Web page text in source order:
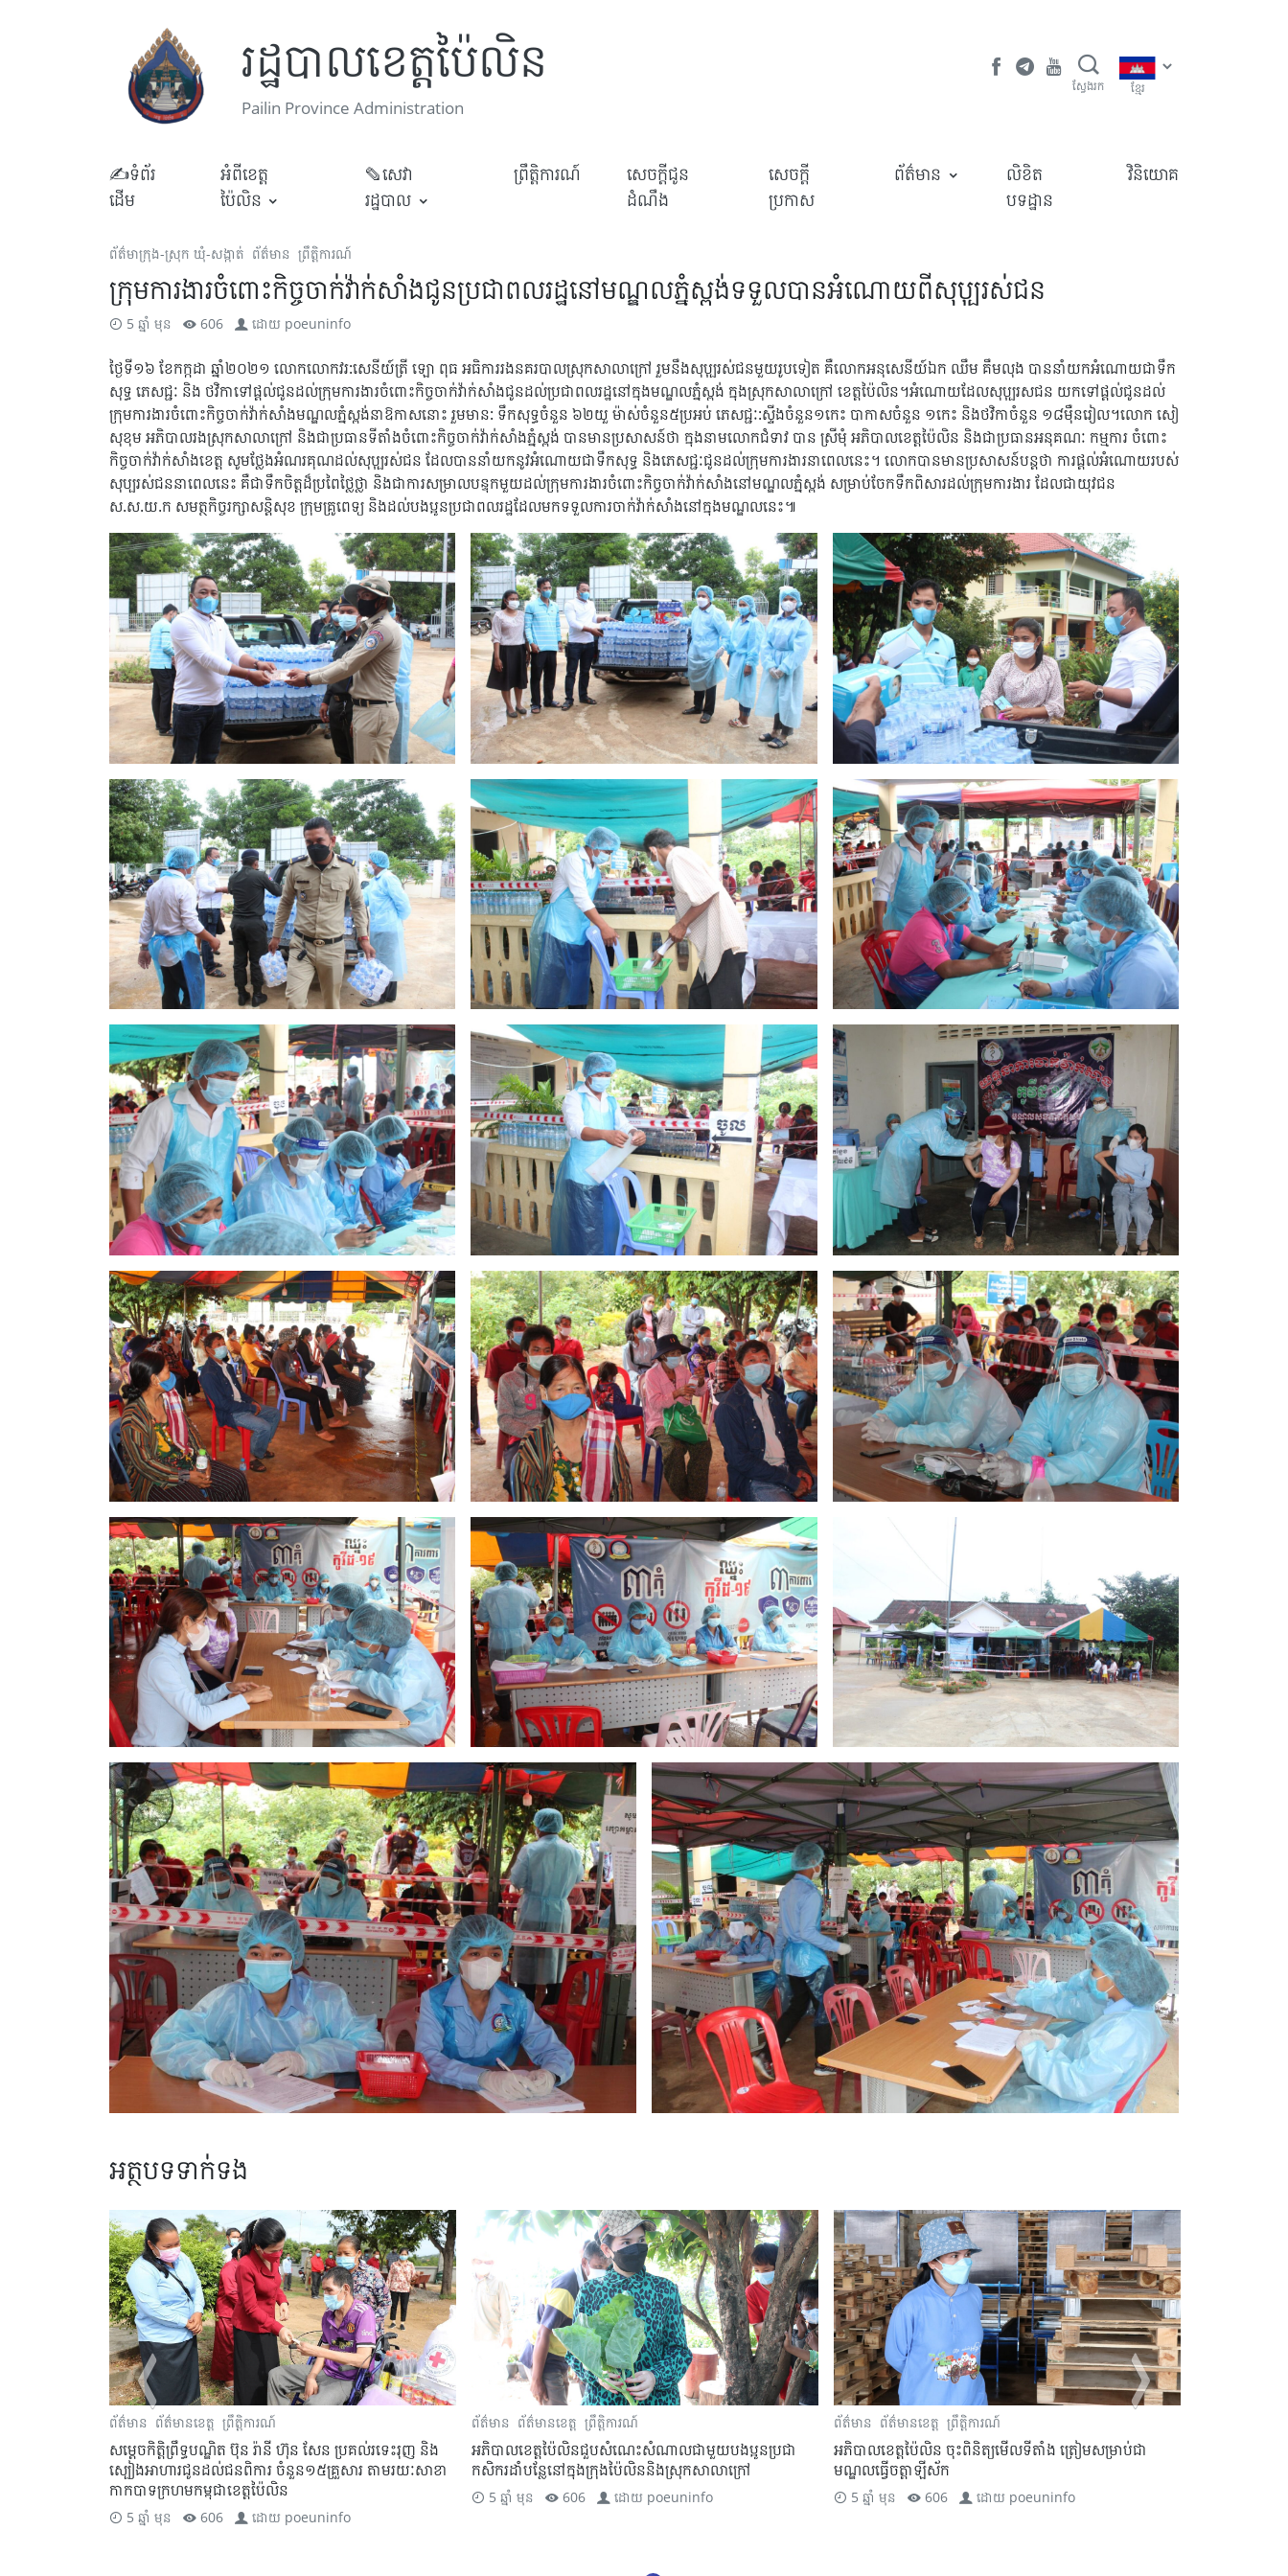
រដ្ឋបាលខេត្តប៉ៃលិន
Pailin Province Administration
ស្វែងរក ខ្មែរ
✍ទំព័រ
ដើម
អំពីខេត្ត
ប៉ៃលិន
✎សេវា
រដ្ឋបាល
ព្រឹត្តិការណ៍
សេចក្តីជូន
ដំណឹង
សេចក្តី
ប្រកាស
ព័ត៌មាន
លិខិត
បទដ្ឋាន
វិនិយោគ
ព័ត៌មាក្រុង-ស្រុក ឃុំ-សង្កាត់ ព័ត៌មាន ព្រឹត្តិការណ៍
ក្រុមការងារចំពោះកិច្ចចាក់វ៉ាក់សាំងជូនប្រជាពលរដ្ឋនៅមណ្ឌលភ្នំស្ពង់ទទួលបានអំណោយពីសុប្បុរស់ជន
5 ឆ្នាំ មុន 606 ដោយ poeuninfo
ថ្ងៃទី១៦ ខែកក្កដា ឆ្នាំ២០២១ លោកលោកវរ:សេនីយ៍ត្រី ឡោ ពុធ អធិការរងនគរបាលស្រុកសាលាក្រៅ រួមនឹងសុប្បុរស់ជនមួយរូបទៀត គឺលោកអនុសេនីយ៍ឯក ឈឹម គឹមលុង បាននាំយកអំណោយជាទឹក
សុទ្ធ ភេសជ្ជៈ និង ថវិកាទៅផ្ដល់ជូនដល់ក្រុមការងារចំពោះកិច្ចចាក់វ៉ាក់សាំងជូនដល់ប្រជាពលរដ្ឋនៅក្នុងមណ្ឌលភ្នំស្ពង់ ក្នុងស្រុកសាលាក្រៅ ខេត្តប៉ៃលិន។អំណោយដែលសុប្បុរសជន យកទៅផ្តល់ជូនដល់
ក្រុមការងារចំពោះកិច្ចចាក់វ៉ាក់សាំងមណ្ឌលភ្នំស្ពង់នាឱកាសនោះ រួមមាន: ទឹកសុទ្ធចំនួន ៦២យួ ម៉ាស់ចំនួន៥ប្រអប់ ភេសជ្ជៈ:ស្ទីងចំនួន១កេះ បាកាសចំនួន ១កេះ និងថវិកាចំនួន ១៨ម៉ឺនរៀល។លោក សៀ
សុខុម អភិបាលរងស្រុកសាលាក្រៅ និងជាប្រធានទីតាំងចំពោះកិច្ចចាក់វ៉ាក់សាំងភ្នំស្ពង់ បានមានប្រសាសន៍ថា ក្នុងនាមលោកជំទាវ បាន ស្រីមុំ អភិបាលខេត្តប៉ៃលិន និងជាប្រធានអនុគណៈ កម្មការ ចំពោះ
កិច្ចចាក់វ៉ាក់សាំងខេត្ត សូមថ្លែងអំណរគុណដល់សុប្បុរស់ជន ដែលបាននាំយកនូវអំណោយជាទឹកសុទ្ធ និងភេសជ្ជៈជូនដល់ក្រុមការងារនាពេលនេះ។ លោកបានមានប្រសាសន៍បន្តថា ការផ្ដល់អំណោយរបស់
សុប្បរស់ជននាពេលនេះ គឺជាទឹកចិត្តដ៏ប្រពៃថ្លៃថ្លា និងជាការសម្រាលបន្ទុកមួយដល់ក្រុមការងារចំពោះកិច្ចចាក់វ៉ាក់សាំងនៅមណ្ឌលភ្នំស្ពង់ សម្រាប់ចែកទឹកពិសារដល់ក្រុមការងារ ដែលជាយុវជន
ស.ស.យ.ក សមត្ថកិច្ចរក្សាសន្តិសុខ ក្រុមគ្រូពេទ្យ និងដល់បងប្អូនប្រជាពលរដ្ឋដែលមកទទួលការចាក់វ៉ាក់សាំងនៅក្នុងមណ្ឌលនេះ៕
អត្ថបទទាក់ទង
ព័ត៌មាន ព័ត៌មានខេត្ត ព្រឹត្តិការណ៍
អភិបាលខេត្តប៉ៃលិនជួបសំណេះសំណាលជាមួយបងប្អូនប្រជា
កសិករដាំបន្លែនៅក្នុងក្រុងប៉ៃលិននិងស្រុកសាលាក្រៅ
5 ឆ្នាំ មុន 606 ដោយpoeuninfo
ព័ត៌មាន ព័ត៌មានខេត្ត ព្រឹត្តិការណ៍
អភិបាលខេត្តប៉ៃលិន ចុះពិនិត្យមើលទីតាំង ត្រៀមសម្រាប់ជា
មណ្ឌលធ្វើចត្តាឡីស័ក
5 ឆ្នាំ មុន 606 ដោយpoeuninfo
ព័ត៌មាន ព័ត៌មានខេត្ត ព្រឹត្តិការណ៍
អភិបាលខេត្តប៉ៃលិន ចុះដោះស្រាយសំណូមពររបស់ប្រជាកសិករ
និងបញ្ហាស្រូវខ្វះខាតទឹក ដោយសារទំនាស់ការប្រើប្រាស់ប្រព័ន្ធ
ធារាសាស្ត្រ